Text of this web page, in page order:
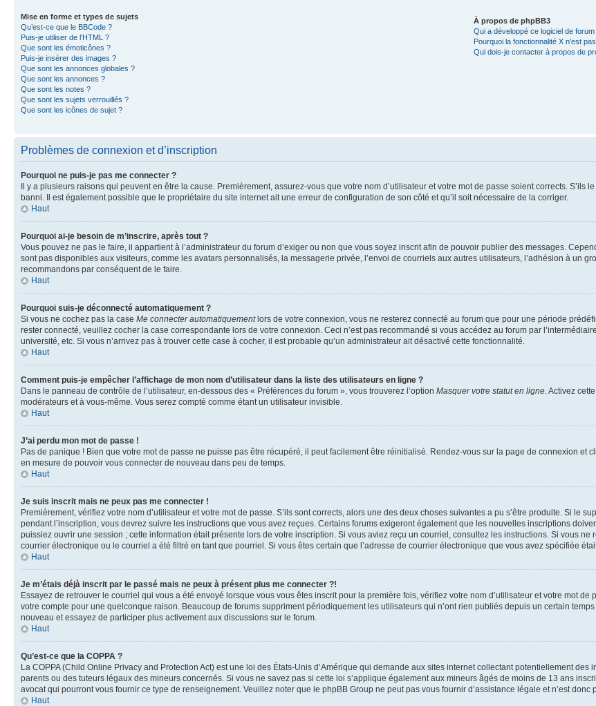
Mise en forme et types de sujets
Qu’est-ce que le BBCode ?
Puis-je utiliser de l’HTML ?
Que sont les émoticônes ?
Puis-je insérer des images ?
Que sont les annonces globales ?
Que sont les annonces ?
Que sont les notes ?
Que sont les sujets verrouillés ?
Que sont les icônes de sujet ?
À propos de phpBB3
Qui a développé ce logiciel de forum
Pourquoi la fonctionnalité X n’est
Qui dois-je contacter à propos de
Problèmes de connexion et d’inscription
Pourquoi ne puis-je pas me connecter ?
Il y a plusieurs raisons qui peuvent en être la cause. Premièrement, assurez-vous que votre nom d’utilisateur et votre mot de passe soient corrects.
banni. Il est également possible que le propriétaire du site internet ait une erreur de configuration de son côté et qu’il soit nécessaire de la corriger.
Haut
Pourquoi ai-je besoin de m’inscrire, après tout ?
Vous pouvez ne pas le faire, il appartient à l’administrateur du forum d’exiger ou non que vous soyez inscrit afin de pouvoir publier des messages.
sont pas disponibles aux visiteurs, comme les avatars personnalisés, la messagerie privée, l’envoi de courriels aux autres utilisateurs, l’adhésion à un
recommandons par conséquent de le faire.
Haut
Pourquoi suis-je déconnecté automatiquement ?
Si vous ne cochez pas la case Me connecter automatiquementlors de votre connexion, vous ne resterez connecté au forum que pour une période
rester connecté, veuillez cocher la case correspondante lors de votre connexion. Ceci n’est pas recommandé si vous accédez au forum par
université, etc. Si vous n’arrivez pas à trouver cette case à cocher, il est probable qu’un administrateur ait désactivé cette fonctionnalité.
Haut
Comment puis-je empêcher l’affichage de mon nom d’utilisateur dans la liste des utilisateurs en ligne ?
Dans le panneau de contrôle de l’utilisateur, en-dessous des « Préférences du forum », vous trouverez l’option Masquer votre statut en ligne . Activez
modérateurs et à vous-même. Vous serez compté comme étant un utilisateur invisible.
Haut
J’ai perdu mon mot de passe !
Pas de panique ! Bien que votre mot de passe ne puisse pas être récupéré, il peut facilement être réinitialisé. Rendez-vous sur la page de connexion et
en mesure de pouvoir vous connecter de nouveau dans peu de temps.
Haut
Je suis inscrit mais ne peux pas me connecter !
Premièrement, vérifiez votre nom d’utilisateur et votre mot de passe. S’ils sont corrects, alors une des deux choses suivantes a pu s’être produite. Si le
pendant l’inscription, vous devrez suivre les instructions que vous avez reçues. Certains forums exigeront également que les nouvelles inscriptions
puissiez ouvrir une session ; cette information était présente lors de votre inscription. Si vous aviez reçu un courriel, consultez les instructions. Si vous
courrier électronique ou le courriel a été filtré en tant que pourriel. Si vous êtes certain que l’adresse de courrier électronique que vous avez spécifiée
Haut
Je m’étais déjà inscrit par le passé mais ne peux à présent plus me connecter ?!
Essayez de retrouver le courriel qui vous a été envoyé lorsque vous vous êtes inscrit pour la première fois, vérifiez votre nom d’utilisateur et votre mot
votre compte pour une quelconque raison. Beaucoup de forums suppriment périodiquement les utilisateurs qui n’ont rien publiés depuis un certain
nouveau et essayez de participer plus activement aux discussions sur le forum.
Haut
Qu’est-ce que la COPPA ?
La COPPA (Child Online Privacy and Protection Act) est une loi des États-Unis d’Amérique qui demande aux sites internet collectant potentiellement
parents ou des tuteurs légaux des mineurs concernés. Si vous ne savez pas si cette loi s’applique également aux mineurs âgés de moins de 13 ans
avocat qui pourront vous fournir ce type de renseignement. Veuillez noter que le phpBB Group ne peut pas vous fournir d’assistance légale et n’est donc
Haut